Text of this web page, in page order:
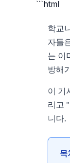
```html
학교
자들
는 이
방해
이 기
리고
니다.
목